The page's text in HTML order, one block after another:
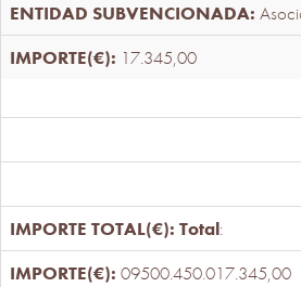
17.345,00
Total:
09500.450.017.345,00